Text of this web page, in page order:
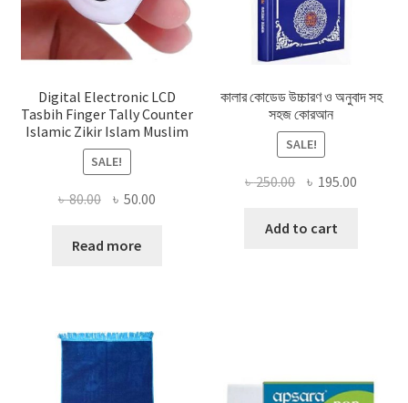
Digital Electronic LCD
Tasbih Finger Tally Counter
Islamic Zikir Islam Muslim
SALE!
৳80.00 Original
was:
৳ 50.00Current
Read more
কালার কোডেড উচ্চারণ ও অনুবাদ সহ
সহজ কোরআন
SALE!
৳250.00 Original
was:
৳ 195.00
Add to cart